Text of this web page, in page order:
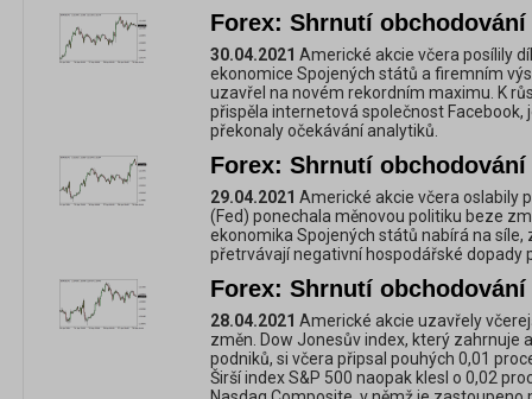
Forex: Shrnutí obchodování
30.04.2021 Americké akcie včera posílily
ekonomice Spojených států a firemním
uzavřel na novém rekordním maximu. K
přispěla internetová společnost
překonaly očekávání analytiků.
Forex: Shrnutí obchodování
29.04.2021 Americké akcie včera oslabily
(Fed) ponechala měnovou politiku beze
ekonomika Spojených států nabírá na síle,
přetrvávají negativní hospodářské dopady
Forex: Shrnutí obchodování
28.04.2021 Americké akcie uzavřely
změn. Dow Jonesův index, který zahrnuje
podniků, si včera připsal pouhých 0,01
Širší index S&P 500 naopak klesl o 0,02